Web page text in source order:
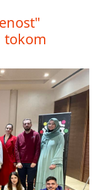
tokom